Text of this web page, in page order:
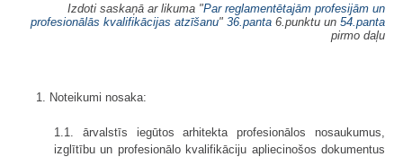
Izdoti saskaņā ar likuma "Par reglamentētajām profesijām un
profesionālās kvalifikācijas atzīšanu" 36.panta 6.punktu un 54.panta
pirmo daļu
1. Noteikumi nosaka:
1.1. ārvalstīs iegūtos arhitekta profesionālos nosaukumus,
izglītību un profesionālo kvalifikāciju apliecinošos dokumentus